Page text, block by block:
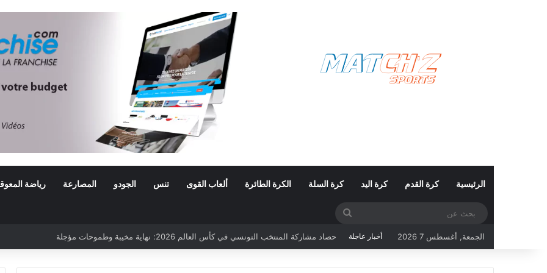
الرئيسية كرة القدم كرة اليد كرة السلة الكرة الطائرة ألعاب القوى تنس الجودو المصارعة رياضة
عن
الجمعة, أغسطس 7 2026 أخبار عاجلة حصاد مشاركة المنتخب التونسي في كأس العالم 2026: نهاية مخيبة وطموحات مؤجلة